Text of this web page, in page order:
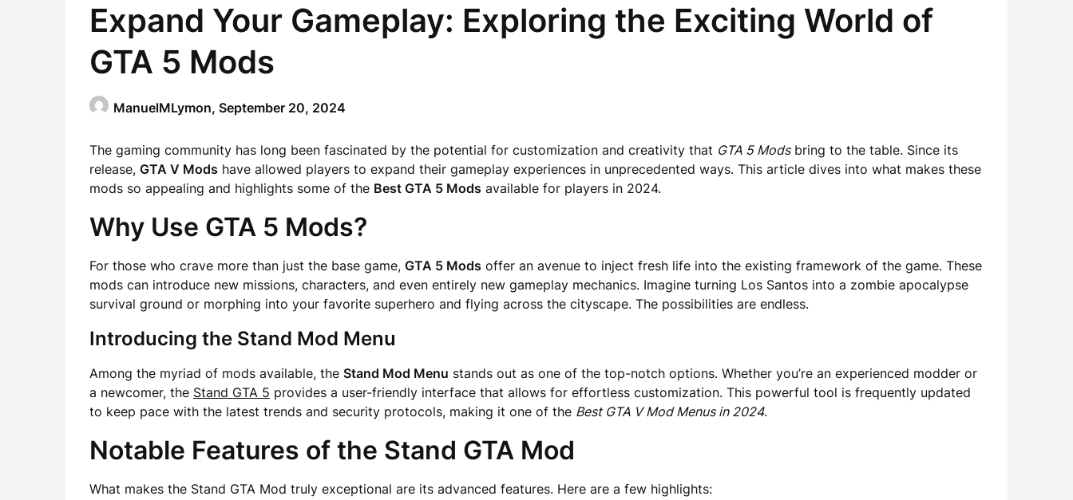
Expand Your Gameplay: Exploring the Exciting World of
GTA 5 Mods
ManuelMLymon, September 20, 2024
The gaming community has long been fascinated by the potential for customization and creativity that GTA 5 Modsbring to the table. Since its
release, GTA V Mods have allowed players to expand their gameplay experiences in unprecedented ways. This article dives into what makes these
mods so appealing and highlights some of the Best GTA 5 Mods available for players in 2024.
Why Use GTA 5 Mods?
For those who crave more than just the base game, GTA 5 Mods offer an avenue to inject fresh life into the existing framework of the game. These
mods can introduce new missions, characters, and even entirely new gameplay mechanics. Imagine turning Los Santos into a zombie apocalypse
survival ground or morphing into your favorite superhero and flying across the cityscape. The possibilities are endless.
Introducing the Stand Mod Menu
Among the myriad of mods available, the Stand Mod Menu stands out as one of the top-notch options. Whether you’re an experienced modder or
a newcomer, the Stand GTA 5 provides a user-friendly interface that allows for effortless customization. This powerful tool is frequently updated
to keep pace with the latest trends and security protocols, making it one of the Best GTA V Mod Menus in 2024.
Notable Features of the Stand GTA Mod
What makes the Stand GTA Mod truly exceptional are its advanced features. Here are a few highlights: